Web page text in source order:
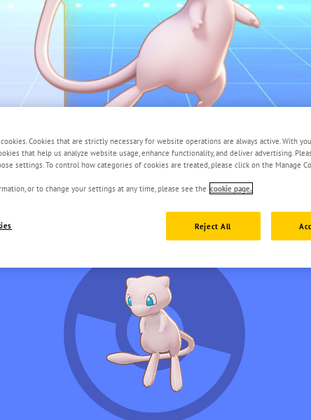
Cookies that are strictly necessary for website operations are always active. With
that help us analyze website usage, enhance functionality, and deliver advertising.
settings. To control how categories of cookies are treated, please click on the Manage
or to change your settings at any time, please see the cookie page.
Reject All